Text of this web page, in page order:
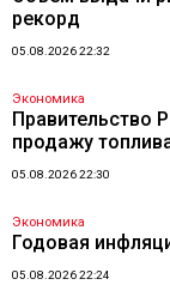
рекорд
05.08.2026 22:32
Экономика
Правительство
продажу
05.08.2026 22:30
Экономика
Годовая
05.08.2026 22:24